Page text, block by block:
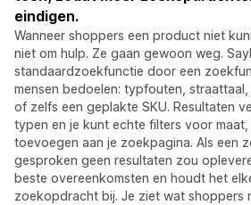
eindigen.
Wanneer shoppers een product niet
niet om hulp. Ze gaan gewoon weg.
standaardzoekfunctie door een
mensen bedoelen: typfouten,
of zelfs een geplakte SKU. Resultaten
typen en je kunt echte filters voor maat,
toevoegen aan je zoekpagina. Als een
gesproken geen resultaten zou
beste overeenkomsten en houdt het
zoekopdracht bij. Je ziet wat shoppers